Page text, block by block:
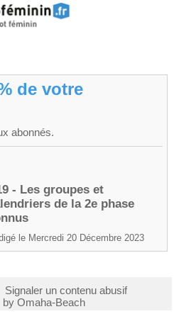
de votre
abonnés.
- Les groupes et
de la 2e phase
le Mercredi 20 Décembre 2023
Signaler un contenu abusif
by Omaha-Beach